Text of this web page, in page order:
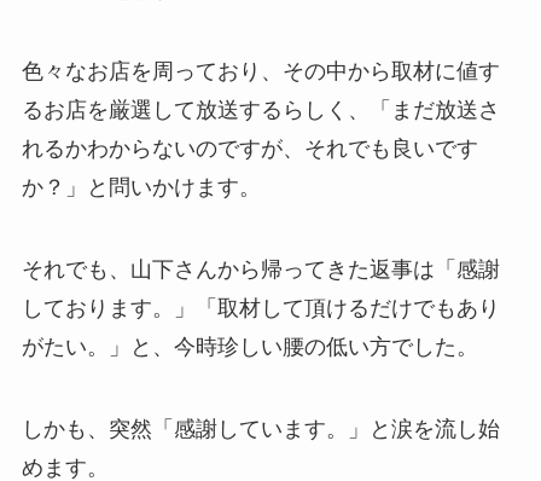
色々なお店を周っており、その中から取材に値す
るお店を厳選して放送するらしく、「まだ放送さ
れるかわからないのですが、それでも良いです
か？」と問いかけます。
それでも、山下さんから帰ってきた返事は「感謝
しております。」「取材して頂けるだけでもあり
がたい。」と、今時珍しい腰の低い方でした。
しかも、突然「感謝しています。」と涙を流し始
めます。